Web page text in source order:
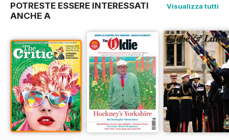
POTRESTE ESSERE INTERESSATI
ANCHE A
Visualizza tutti